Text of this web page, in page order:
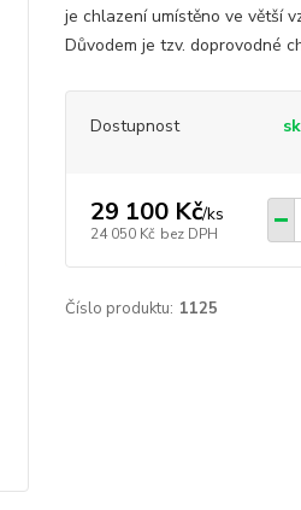
je chlazení umístěno ve větší
Důvodem je tzv. doprovodné
Dostupnost
29 100 Kč/ks
24 050 Kč bez DPH
Číslo produktu: 1125